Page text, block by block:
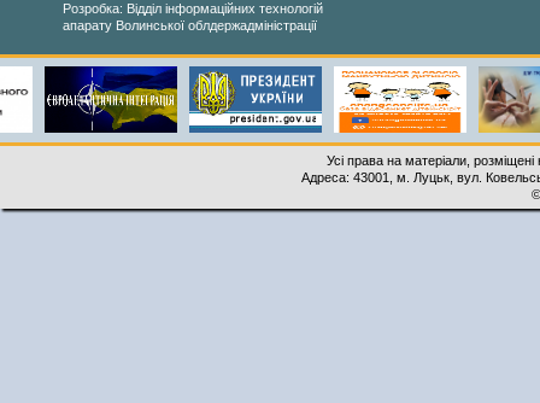
Розробка: Відділ інформаційних технологій
апарату Волинської облдержадміністрації
Усі права на матеріали,
Адреса: 43001, м. Луцьк, вул.